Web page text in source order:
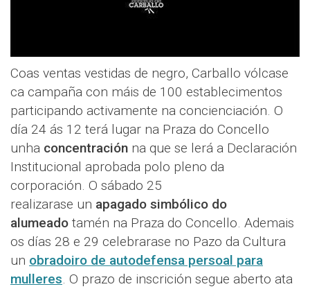
Coas ventas vestidas de negro, Carballo vólcase
ca campaña con máis de 100 establecimentos
participando activamente na concienciación. O
día 24 ás 12 terá lugar na Praza do Concello
unha concentración na que se lerá a Declaración
Institucional aprobada polo pleno da
corporación. O sábado 25
realizarase un apagado simbólico do
alumeado tamén na Praza do Concello. Ademais
os días 28 e 29 celebrarase no Pazo da Cultura
un obradoiro de autodefensa persoal para
mulleres. O prazo de inscrición segue aberto ata